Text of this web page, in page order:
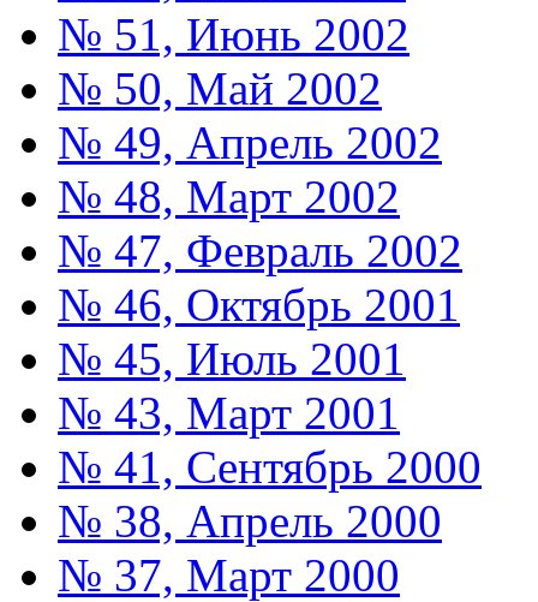
№ 51, Июнь 2002
№ 50, Май 2002
№ 49, Апрель 2002
№ 48, Март 2002
№ 47, Февраль 2002
№ 46, Октябрь 2001
№ 45, Июль 2001
№ 43, Март 2001
№ 41, Сентябрь 2000
№ 38, Апрель 2000
№ 37, Март 2000